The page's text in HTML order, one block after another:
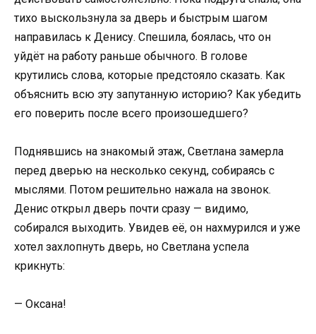
тихо выскользнула за дверь и быстрым шагом
направилась к Денису. Спешила, боялась, что он
уйдёт на работу раньше обычного. В голове
крутились слова, которые предстояло сказать. Как
объяснить всю эту запутанную историю? Как убедить
его поверить после всего произошедшего?
Поднявшись на знакомый этаж, Светлана замерла
перед дверью на несколько секунд, собираясь с
мыслями. Потом решительно нажала на звонок.
Денис открыл дверь почти сразу — видимо,
собирался выходить. Увидев её, он нахмурился и уже
хотел захлопнуть дверь, но Светлана успела
крикнуть:
— Оксана!